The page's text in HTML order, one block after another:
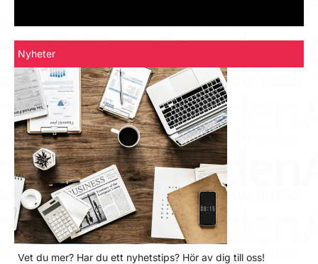
Nyheter
Vet du mer? Har du ett nyhetstips? Hör av dig till oss!